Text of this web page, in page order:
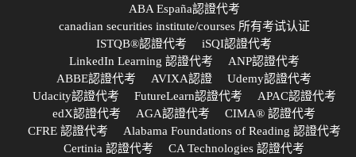
ABA España認證代考
canadian securities institute/courses 所有考试认证
ISTQB®認證代考
iSQI認證代考
LinkedIn Learning 認證代考
ANP認證代考
ABBE認證代考
AVIXA認證
Udemy認證代考
Udacity認證代考
FutureLearn認證代考
APAC認證代考
edX認證代考
AGA認證代考
CIMA® 認證代考
CFRE 認證代考
Alabama Foundations of Reading 認證代考
Certinia 認證代考
CA Technologies 認證代考